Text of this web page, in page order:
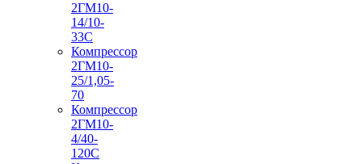
2ГМ10-
14/10-
33С
Компрессор
2ГМ10-
25/1,05-
70
Компрессор
2ГМ10-
4/40-
120С